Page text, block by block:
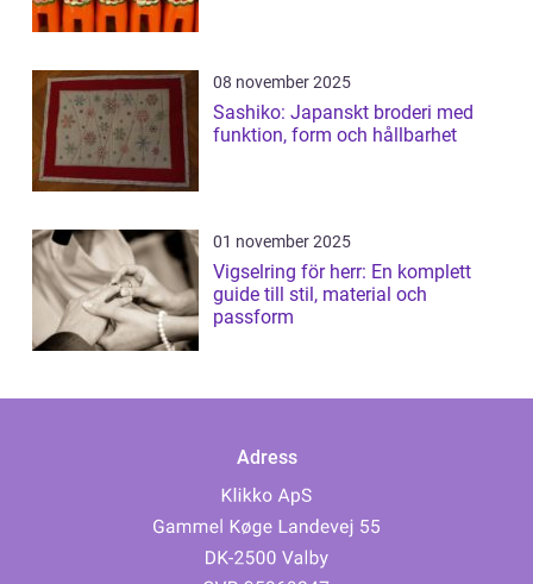
08 november 2025
Sashiko: Japanskt broderi med
funktion, form och hållbarhet
01 november 2025
Vigselring för herr: En komplett
guide till stil, material och
passform
Adress